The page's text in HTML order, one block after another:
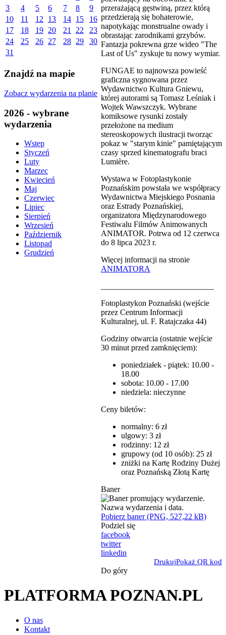
3
4 5 6 7 8
9
10
11 12 13 14 15
16
17
18 19 20 21 22
23
24
25 26 27 28 29
30
31
Znajdź na mapie
Zobacz wydarzenia na planie
2026 - wybrane
wydarzenia
Wstęp
Styczeń
Luty
Marzec
Kwiecień
Maj
Czerwiec
Lipiec
Sierpień
Wrzesień
Październik
Listopad
Grudzień
przerażającą gęstwiną, przez którą
przedzierają się bohaterowie,
napotykając monstrualne owady i
obrastając zarodnikami grzybów.
Fantazja pokrewna grze wideo "The
Last of Us" zyskuje tu nowy wymiar.
FUNGAE to najnowsza powieść
graficzna sygnowana przez
Wydawnictwo Kultura Gniewu,
której autorami są Tomasz Leśniak i
Wojtek Wawszczyk. Wybrane
komiksowe rysunki zostały
przełożone na medium
stereoskopowych ilustracji tworząc
pokaz w "starym kinie" pamiętającym
czasy sprzed kinematografu braci
Lumière.
Wystawa w Fotoplastykonie
Poznańskim powstała we współpracy
Wydawnictwa Miejskiego Posnania
oraz Estrady Poznańskiej,
organizatora Międzynarodowego
Festiwalu Filmów Animowanych
ANIMATOR. Potrwa od 12 czerwca
do 8 lipca 2023 r.
Więcej informacji na stronie
ANIMATORA
Fotoplastykon Poznański (wejście
przez Centrum Informacji
Kulturalnej, ul. F. Ratajczaka 44)
Godziny otwarcia (ostatnie wejście
30 minut przed zamknięciem):
poniedziałek - piątek: 10.00 -
18.00
sobota: 10.00 - 17.00
niedziela: nieczynne
Ceny biletów:
normalny: 6 zł
ulgowy: 3 zł
rodzinny: 12 zł
grupowy (od 10 osób): 25 zł
zniżki na Kartę Rodziny Dużej
oraz Poznańską Złotą Kartę
Baner
Pobierz baner (PNG, 527,22 kB)
Podziel się
facebook
twitter
linkedin
DrukujPokaż QR kod
Do góry
PLATFORMA POZNAN.PL
O nas
Kontakt